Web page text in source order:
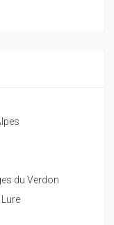
du Verdon